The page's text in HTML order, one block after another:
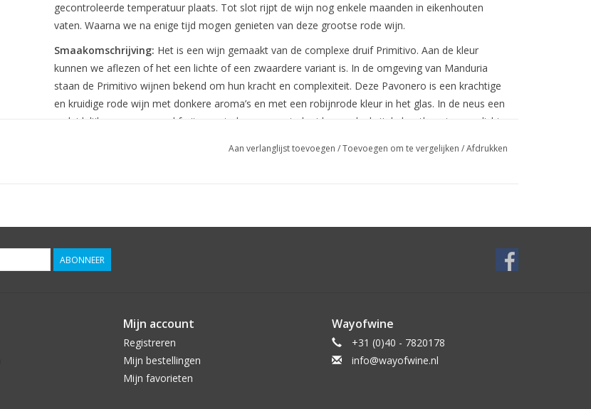
gecontroleerde temperatuur plaats. Tot slot rijpt de wijn nog enkele maanden in eikenhouten
vaten. Waarna we na enige tijd mogen genieten van deze grootse rode wijn.
Smaakomschrijving: Het is een wijn gemaakt van de complexe druif Primitivo. Aan de kleur
kunnen we aflezen of het een lichte of een zwaardere variant is. In de omgeving van Manduria
staan de Primitivo wijnen bekend om hun kracht en complexiteit. Deze Pavonero is een krachtige
en kruidige rode wijn met donkere aroma’s en met een robijnrode kleur in het glas. In de neus een
verleidelijke geur van rood fruit, zwarte kersen, zoete kruiden en dankzij de houtlagering een lichte
Aan verlanglijst toevoegen /Toevoegen om te vergelijken /Afdrukken
ABONNEER
Mijn account
Registreren
Mijn bestellingen
Mijn favorieten
Wayofwine
+31 (0)40 - 7820178
info@wayofwine.nl